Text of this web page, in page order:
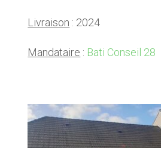
Livraison : 2024
Mandataire : Bati Conseil 28